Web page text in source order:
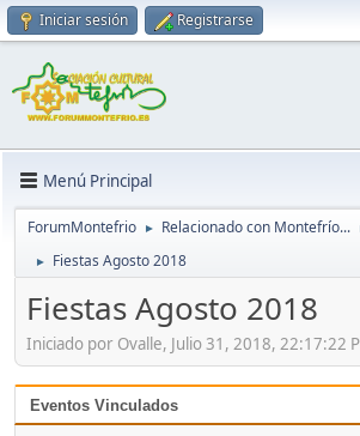
Iniciar sesión Registrarse
Menú Principal
ForumMontefrio ► Relacionado con Montefrío...
► Fiestas Agosto 2018
Fiestas Agosto 2018
Iniciado por Ovalle, Julio 31, 2018, 22:17:22
Eventos Vinculados